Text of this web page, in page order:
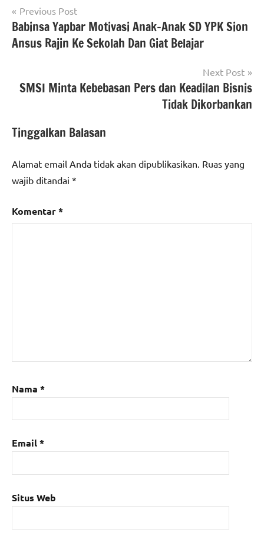
Navigasi
pos
Previous Post
Babinsa Yapbar Motivasi Anak-Anak SD YPK Sion
Ansus Rajin Ke Sekolah Dan Giat Belajar
Next Post
SMSI Minta Kebebasan Pers dan Keadilan Bisnis
Tidak Dikorbankan
Tinggalkan Balasan
Alamat email Anda tidak akan dipublikasikan. Ruas yang
wajib ditandai *
Komentar*
Nama *
Email*
Situs Web